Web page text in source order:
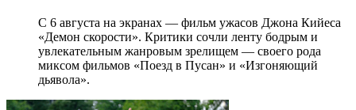
С 6 августа на экранах — фильм ужасов Джона Кийеса
«Демон скорости». Критики сочли ленту бодрым и
увлекательным жанровым зрелищeм — своего рода
миксом фильмов «Поезд в Пусан» и «Изгоняющий
дьявола».